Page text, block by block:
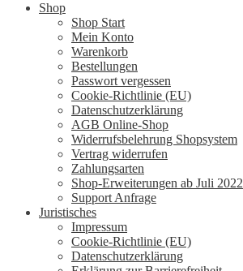
Shop
Shop Start
Mein Konto
Warenkorb
Bestellungen
Passwort vergessen
Cookie-Richtlinie (EU)
Datenschutzerklärung
AGB Online-Shop
Widerrufsbelehrung Shopsystem
Vertrag widerrufen
Zahlungsarten
Shop-Erweiterungen ab Juli 2022
Support Anfrage
Juristisches
Impressum
Cookie-Richtlinie (EU)
Datenschutzerklärung